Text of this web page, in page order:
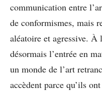
communication entre
de conformismes, mais
aléatoire et agressive. À
désormais l’entrée en
un monde de l’art
accèdent parce qu’ils